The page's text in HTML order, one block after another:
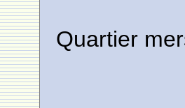
Quartier